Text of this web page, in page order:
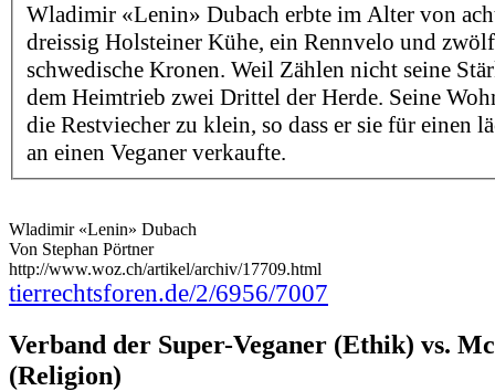
Wladimir «Lenin» Dubach erbte im Alter von
dreissig Holsteiner Kühe, ein Rennvelo und
schwedische Kronen. Weil Zählen nicht seine
dem Heimtrieb zwei Drittel der Herde. Seine
die Restviecher zu klein, so dass er sie für einen
an einen Veganer verkaufte.
Wladimir «Lenin» Dubach
Von Stephan Pörtner
http://www.woz.ch/artikel/archiv/17709.html
tierrechtsforen.de/2/6956/7007
Verband der Super-Veganer (Ethik) vs.
(Religion)